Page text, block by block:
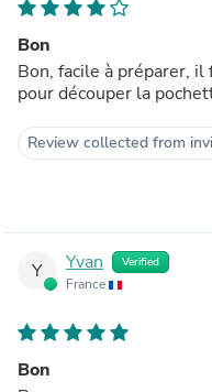
Bon
Bon, facile à préparer,
pour découper la
Review collected from
Y Yvan Verified
France
Bon